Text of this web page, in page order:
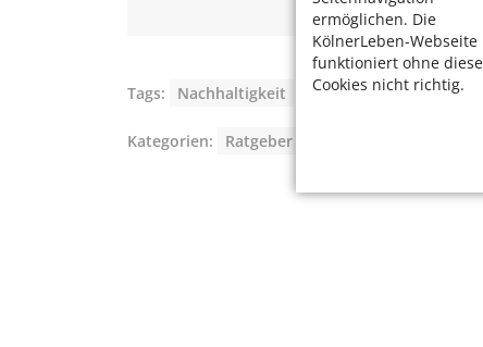
ermöglichen. Die
KölnerLeben-Webseite
funktioniert ohne diese
Cookies nicht richtig.
Tags: Nachhaltigkeit Ressourcen schonen
Kategorien: Ratgeber